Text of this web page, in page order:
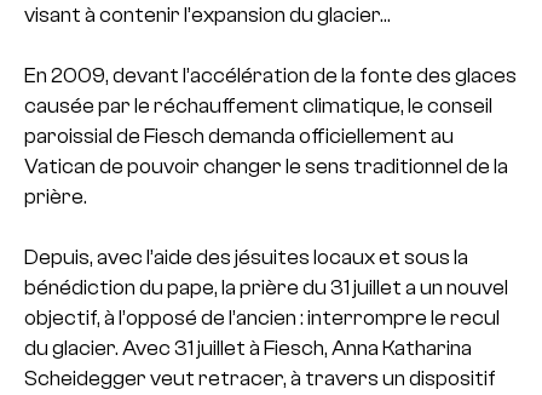
visant à contenir l’expansion du glacier…
En 2009, devant l’accélération de la fonte des glaces
causée par le réchauffement climatique, le conseil
paroissial de Fiesch demanda officiellement au
Vatican de pouvoir changer le sens traditionnel de la
prière.
Depuis, avec l’aide des jésuites locaux et sous la
bénédiction du pape, la prière du 31 juillet a un nouvel
objectif, à l’opposé de l’ancien : interrompre le recul
du glacier. Avec 31 juillet à Fiesch, Anna Katharina
Scheidegger veut retracer, à travers un dispositif